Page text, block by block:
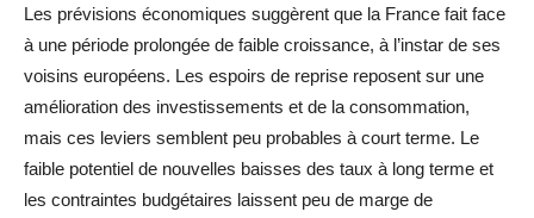
Les prévisions économiques suggèrent que la France fait face
à une période prolongée de faible croissance, à l’instar de ses
voisins européens. Les espoirs de reprise reposent sur une
amélioration des investissements et de la consommation,
mais ces leviers semblent peu probables à court terme. Le
faible potentiel de nouvelles baisses des taux à long terme et
les contraintes budgétaires laissent peu de marge de